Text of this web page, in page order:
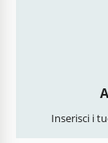
Inserisci i